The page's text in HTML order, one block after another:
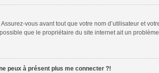
vous avant tout que votre nom d’utilisateur et
que le propriétaire du site internet ait un
peux à présent plus me connecter ?!